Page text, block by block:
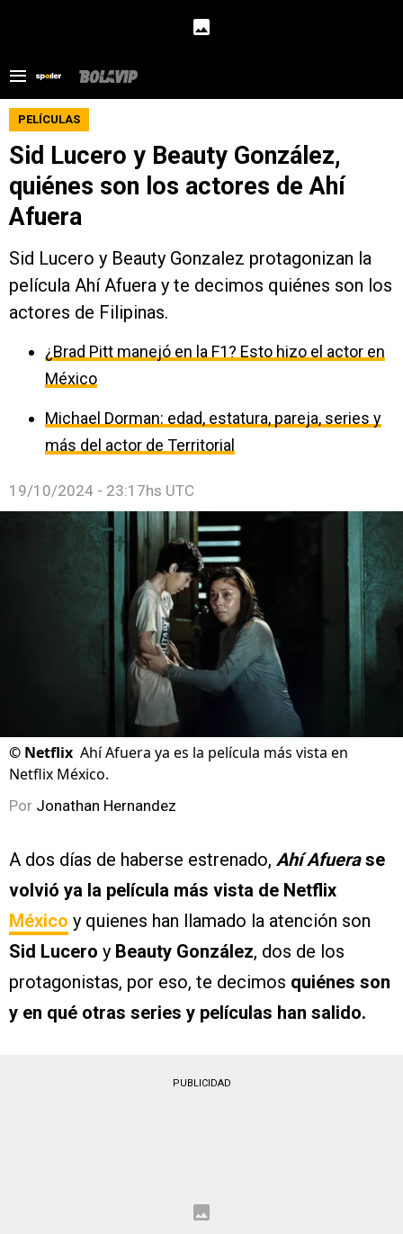
PELÍCULAS
Sid Lucero y Beauty González,
quiénes son los actores de Ahí
Afuera
Sid Lucero y Beauty Gonzalez protagonizan la
película Ahí Afuera y te decimos quiénes son los
actores de Filipinas.
¿Brad Pitt manejó en la F1? Esto hizo el actor en
México
Michael Dorman: edad, estatura, pareja, series y
más del actor de Territorial
19/10/2024 - 23:17hs UTC
© Netflix Ahí Afuera ya es la película más vista en
Netflix México.
Por Jonathan Hernandez
A dos días de haberse estrenado, Ahí Afuerase
volvió ya la película más vista de Netflix
México y quienes han llamado la atención son
Sid Lucero y Beauty González, dos de los
protagonistas, por eso, te decimos quiénes son
y en qué otras series y películas han salido.
PUBLICIDAD